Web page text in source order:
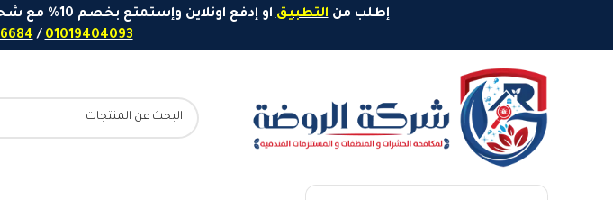
إطلب منالتطبيق او إدفع اونلاين وإستمتع بخصم 10% مع شحن مجاني لأي طلب بـ 1000 جنيهاً او اكثر - ارقامنا للتواصل واتساب
01019404093
/